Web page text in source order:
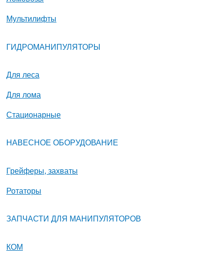
Мультилифты
ГИДРОМАНИПУЛЯТОРЫ
Для леса
Для лома
Стационарные
НАВЕСНОЕ ОБОРУДОВАНИЕ
Грейферы, захваты
Ротаторы
ЗАПЧАСТИ ДЛЯ МАНИПУЛЯТОРОВ
КОМ